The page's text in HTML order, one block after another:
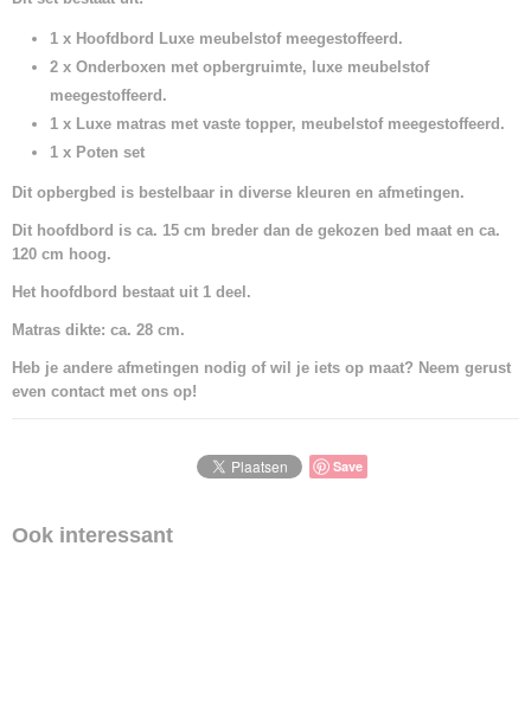
1 x Hoofdbord Luxe meubelstof meegestoffeerd.
2 x Onderboxen met opbergruimte, luxe meubelstof
meegestoffeerd.
1 x Luxe matras met vaste topper, meubelstof meegestoffeerd.
1 x Poten set
Dit opbergbed is bestelbaar in diverse kleuren en afmetingen.
Dit hoofdbord is ca. 15 cm breder dan de gekozen bed maat en ca.
120 cm hoog.
Het hoofdbord bestaat uit 1 deel.
Matras dikte: ca. 28 cm.
Heb je andere afmetingen nodig of wil je iets op maat? Neem gerust
even contact met ons op!
Save
Ook interessant